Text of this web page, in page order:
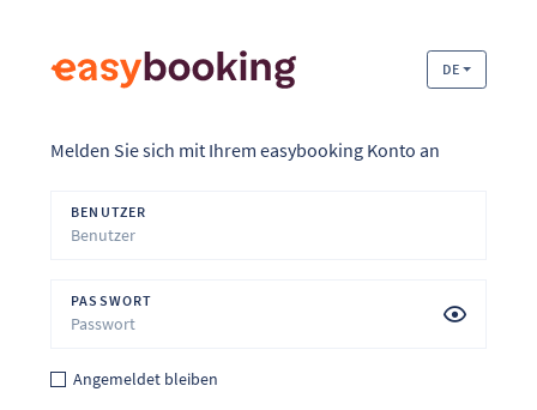
DE
Melden Sie sich mit Ihrem easybooking Konto an
BENUTZER
PASSWORT
Angemeldet bleiben